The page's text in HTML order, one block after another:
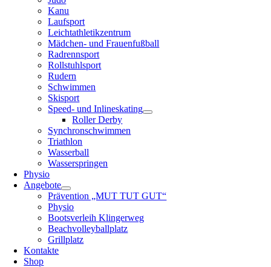
Kanu
Laufsport
Leichtathletikzentrum
Mädchen- und Frauenfußball
Radrennsport
Rollstuhlsport
Rudern
Schwimmen
Skisport
Speed- und Inlineskating
Roller Derby
Synchronschwimmen
Triathlon
Wasserball
Wasserspringen
Physio
Angebote
Prävention „MUT TUT GUT“
Physio
Bootsverleih Klingerweg
Beachvolleyballplatz
Grillplatz
Kontakte
Shop